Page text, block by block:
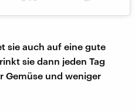
sie auch auf eine gute
sie dann jeden Tag
Gemüse und weniger